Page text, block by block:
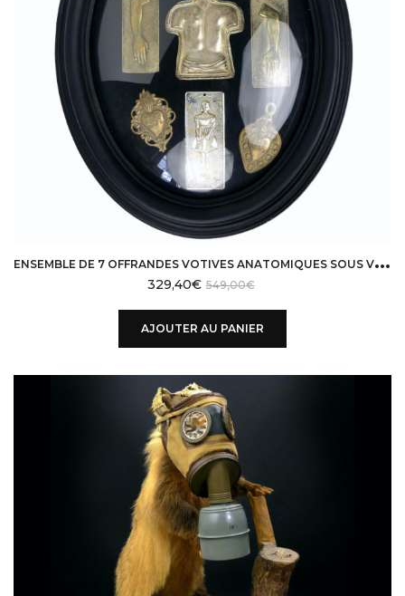
E
NSEMBLE DE 7 OFFRANDES VOTIVES ANATOMIQUES SOUS VERRE BOMBÉ EX-VOTO
549,00€
329,40€
AJOUTER AU PANIER